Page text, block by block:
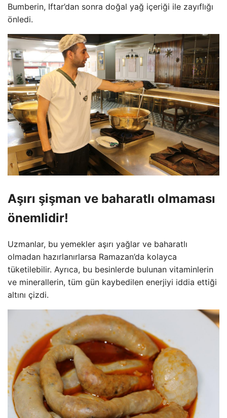
Bumberin, Iftar’dan sonra doğal yağ içeriği ile zayıflığı
önledi.
Aşırı şişman ve baharatlı olmaması
önemlidir!
Uzmanlar, bu yemekler aşırı yağlar ve baharatlı
olmadan hazırlanırlarsa Ramazan’da kolayca
tüketilebilir. Ayrıca, bu besinlerde bulunan vitaminlerin
ve minerallerin, tüm gün kaybedilen enerjiyi iddia ettiği
altını çizdi.